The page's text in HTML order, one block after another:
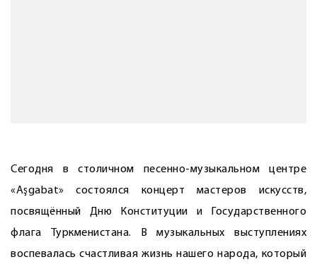
Сегодня в столичном песенно-музыкальном центре
«Aşgabat» состоялся концерт мастеров искусств,
посвящённый Дню Конституции и Государственного
флага Туркменистана. В музыкальных выступ­лениях
воспевалась счастливая жизнь нашего народа, который